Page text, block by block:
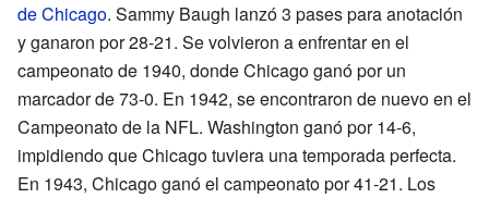
de Chicago. Sammy Baugh lanzó 3 pases para anotación
y ganaron por 28-21. Se volvieron a enfrentar en el
campeonato de 1940, donde Chicago ganó por un
marcador de 73-0. En 1942, se encontraron de nuevo en el
Campeonato de la NFL. Washington ganó por 14-6,
impidiendo que Chicago tuviera una temporada perfecta.
En 1943, Chicago ganó el campeonato por 41-21. Los